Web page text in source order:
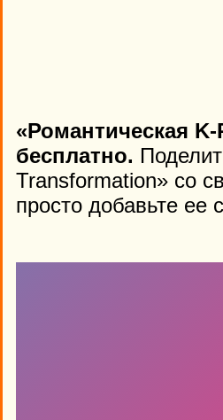
«Романтическая
бесплатно.
Transformation» со
просто добавьте ее